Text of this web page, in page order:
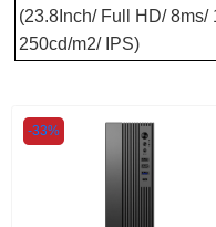
(23.8Inch/ Full HD/ 8ms/
250cd/m2/ IPS)
-33%